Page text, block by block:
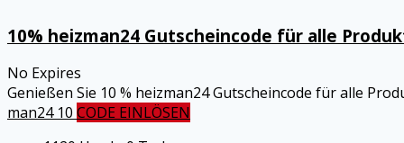
10% heizman24 Gutscheincode für alle
No Expires
Genießen Sie 10 % heizman24 Gutscheincode für alle
man24 10 CODE EINLÖSEN